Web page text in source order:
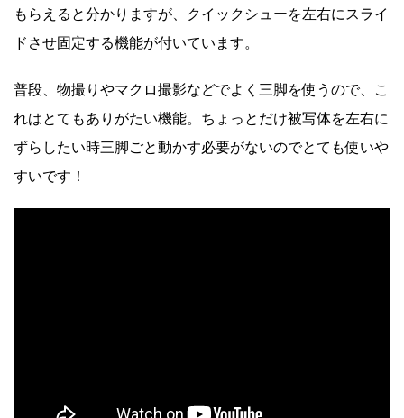
もらえると分かりますが、クイックシューを左右にスライ
ドさせ固定する機能が付いています。
普段、物撮りやマクロ撮影などでよく三脚を使うので、こ
れはとてもありがたい機能。ちょっとだけ被写体を左右に
ずらしたい時三脚ごと動かす必要がないのでとても使いや
すいです！